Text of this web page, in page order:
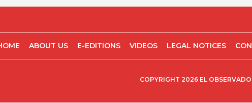
ABOUT US E-EDITIONS VIDEOS LEGAL NOTICES
COPYRIGHT 2026 EL